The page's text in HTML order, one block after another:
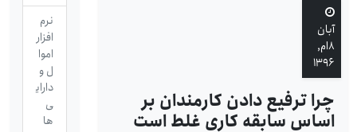
آبان
۸ام,
۱۳۹۶
چرا ترفیع دادن کارمندان بر
اساس سابقه کاری غلط است
نرم
افزار
اموا
ل و
دارای
ی
ها